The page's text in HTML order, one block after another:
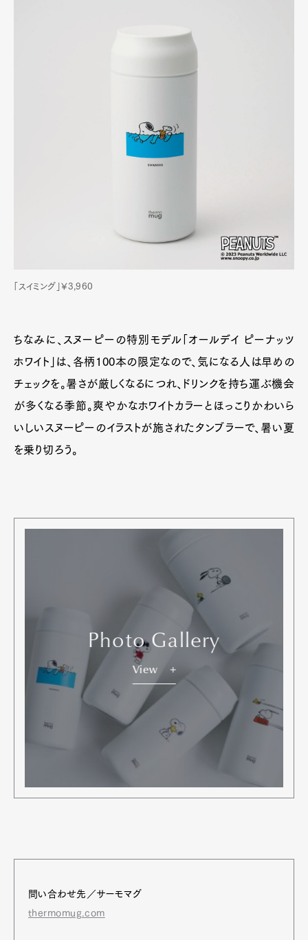
「スイミング」¥3,960
ちなみに、スヌーピーの特別モデル「オールデイ ピーナッツ
ホワイト」は、各柄100本の限定なので、気になる人は早めの
チェックを。暑さが厳しくなるにつれ、ドリンクを持ち運ぶ機会
が多くなる季節。爽やかなホワイトカラーとほっこりかわいら
いしいスヌーピーのイラストが施されたタンブラーで、暑い夏
を乗り切ろう。
Photo Gallery
View
問い合わせ先／サーモマグ
thermomug.com